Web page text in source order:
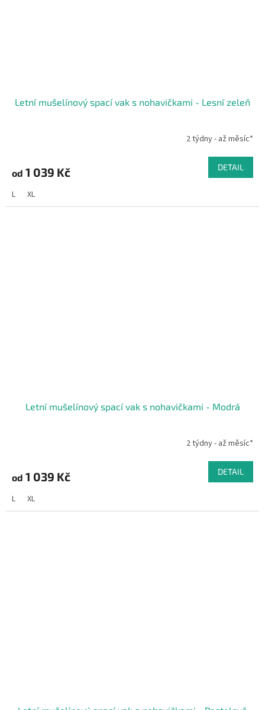
Letní mušelínový spací vak s nohavičkami - Lesní zeleň
2 týdny - až měsíc*
od 1 039 Kč DETAIL
L XL
Letní mušelínový spací vak s nohavičkami - Modrá
2 týdny - až měsíc*
od 1 039 Kč DETAIL
L XL